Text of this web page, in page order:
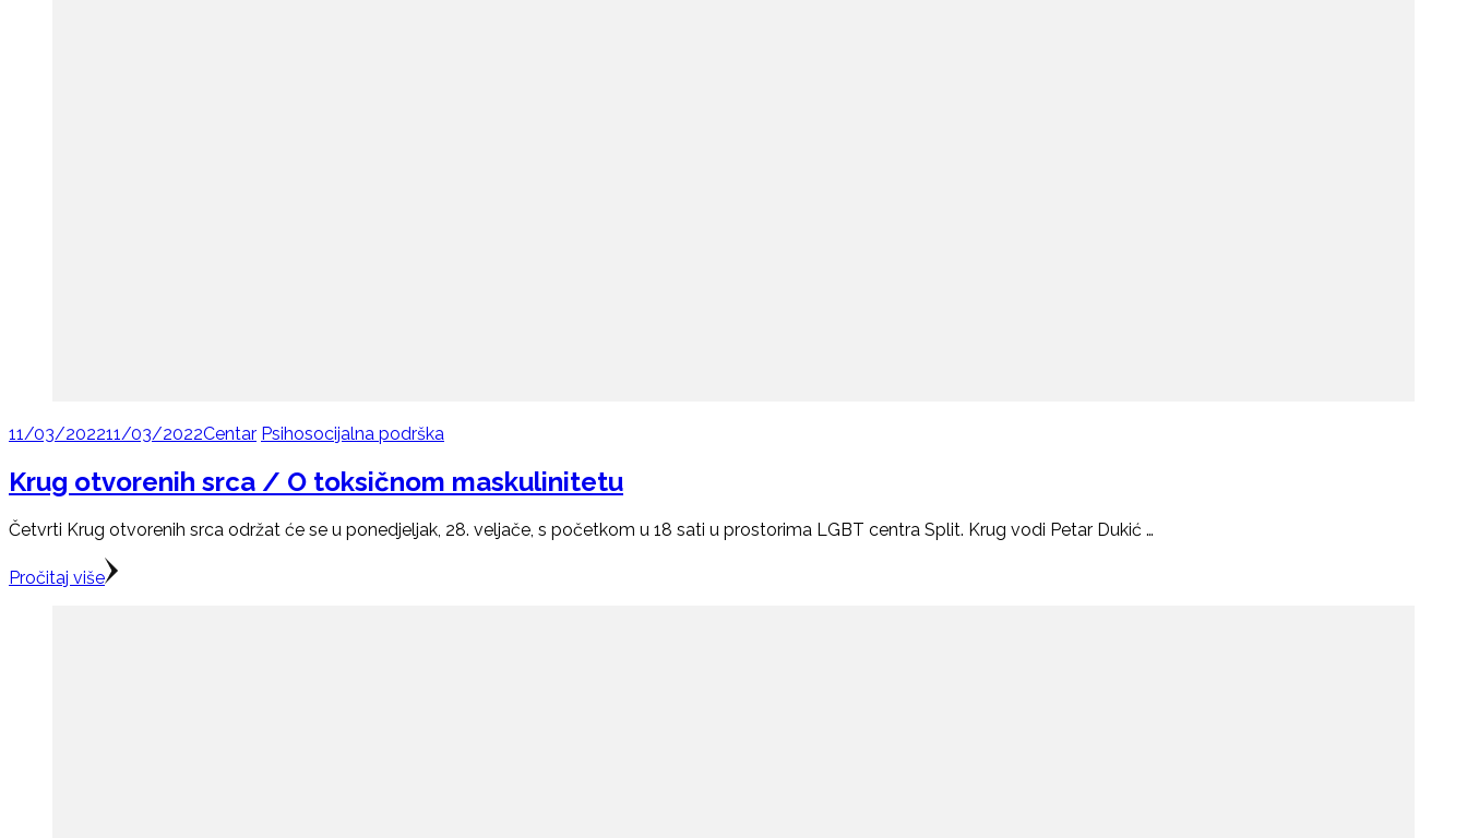
11/03/202211/03/2022Centar Psihosocijalna podrška
Krug otvorenih srca / O toksičnom maskulinitetu
Četvrti Krug otvorenih srca održat će se u ponedjeljak, 28. veljače, s početkom u 18 sati u prostorima LGBT centra Split. Krug vodi Petar Dukić …
Pročitaj više